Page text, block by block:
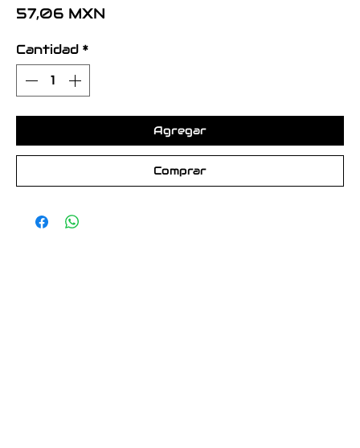
57,06 MXN
Cantidad *
Agregar
Comprar